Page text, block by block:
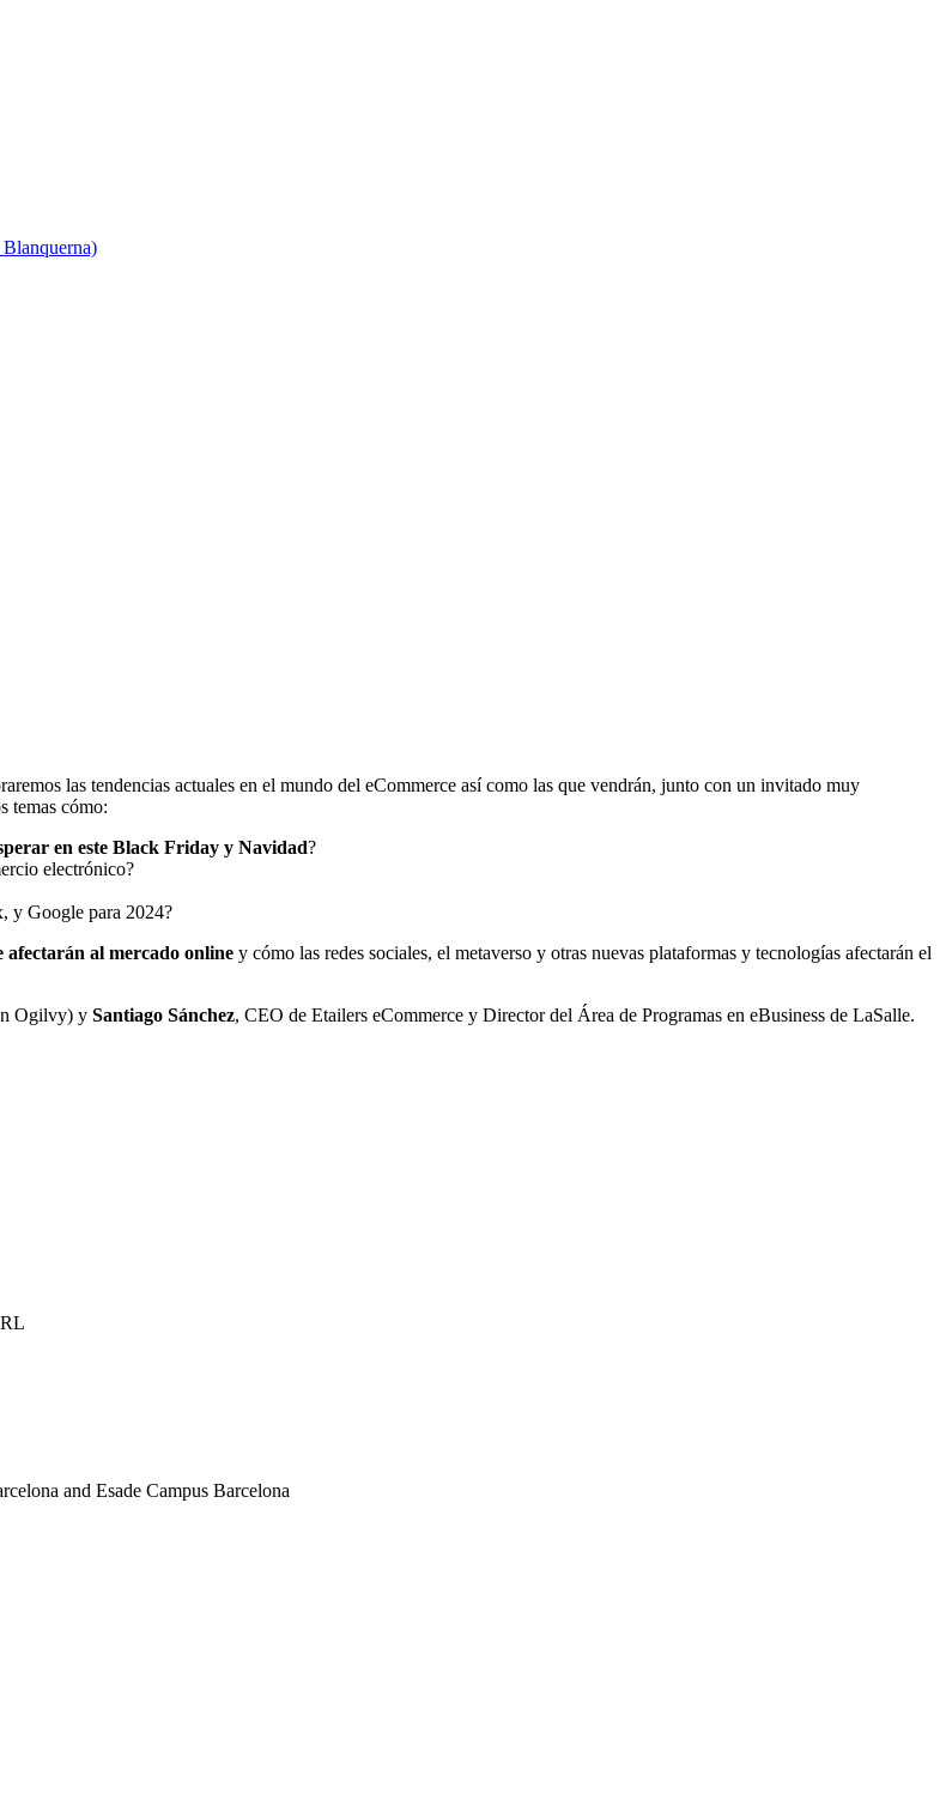
las tendencias actuales en el mundo del eCommerce así como las que vendrán, junto con un invitado muy
temas cómo:
en este Black Friday y Navidad?
electrónico?
y Google para 2024?
afectarán al mercado online y cómo las redes sociales, el metaverso y otras nuevas plataformas y tecnologías afectarán el
Ogilvy) y Santiago Sánchez, CEO de Etailers eCommerce y Director del Área de Programas en eBusiness de LaSalle.
and Esade Campus Barcelona